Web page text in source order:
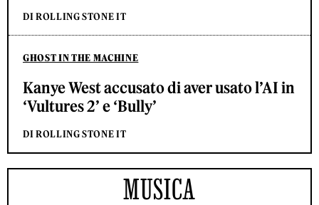
DI ROLLING STONE IT
GHOST IN THE MACHINE
Kanye West accusato di aver usato l’AI in
‘Vultures 2’ e ‘Bully’
DI ROLLING STONE IT
MUSICA